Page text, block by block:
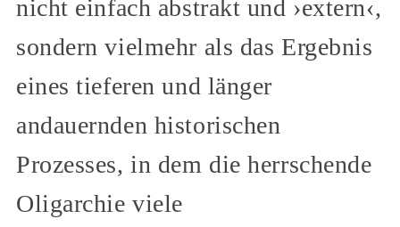
nicht einfach abstrakt und ›extern‹,
sondern vielmehr als das Ergebnis
eines tieferen und länger
andauernden historischen
Prozesses, in dem die herrschende
Oligarchie viele